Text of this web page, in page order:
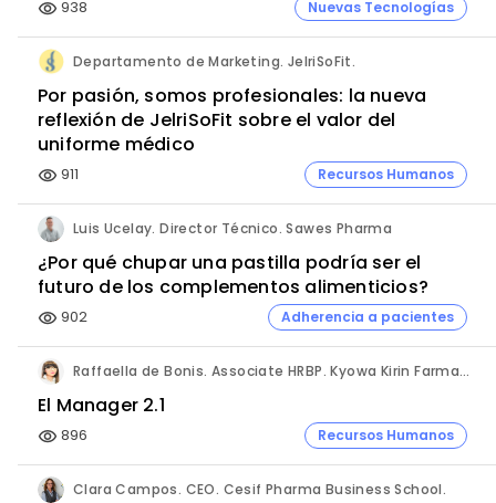
visibility 938 Nuevas Tecnologías
Departamento de Marketing. JelriSoFit.
Por pasión, somos profesionales: la nueva
reflexión de JelriSoFit sobre el valor del
uniforme médico
visibility 911 Recursos Humanos
Luis Ucelay. Director Técnico. Sawes Pharma
¿Por qué chupar una pastilla podría ser el
futuro de los complementos alimenticios?
visibility 902 Adherencia a pacientes
Raffaella de Bonis. Associate HRBP. Kyowa Kirin Farmacéutica.
El Manager 2.1
visibility 896 Recursos Humanos
Clara Campos. CEO. Cesif Pharma Business School.